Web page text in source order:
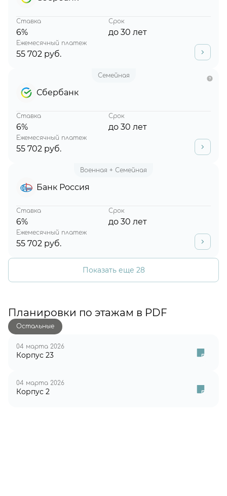
Ставка
6%
Срок
до 30 лет
Ежемесячный платеж
55 702 руб.
Семейная
Сбербанк
Ставка
6%
Срок
до 30 лет
Ежемесячный платеж
55 702 руб.
Военная + Семейная
Банк Россия
Ставка
6%
Срок
до 30 лет
Ежемесячный платеж
55 702 руб.
Показать еще 28
Планировки по этажам в PDF
Остальные
04 марта 2026
Корпус 23
04 марта 2026
Корпус 2